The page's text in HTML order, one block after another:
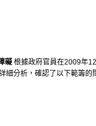
礙根據政府官員在2009年
細分析，確認了以下範籌